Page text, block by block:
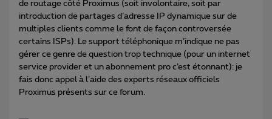
de routage côté Proximus (soit involontaire, soit par
introduction de partages d’adresse IP dynamique sur de
multiples clients comme le font de façon controversée
certains ISPs). Le support téléphonique m’indique ne pas
gérer ce genre de question trop technique (pour un internet
service provider et un abonnement pro c’est étonnant): je
fais donc appel à l’aide des experts réseaux officiels
Proximus présents sur ce forum.